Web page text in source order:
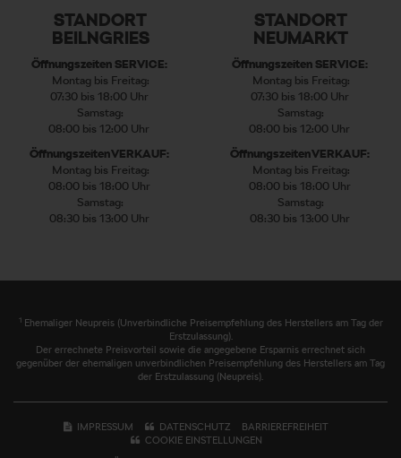
STANDORT
BEILNGRIES
Öffnungszeiten SERVICE:
Montag bis Freitag:
07:30 bis 18:00 Uhr
Samstag:
08:00 bis 12:00 Uhr
Öffnungszeiten VERKAUF:
Montag bis Freitag:
08:00 bis 18:00 Uhr
Samstag:
08:30 bis 13:00 Uhr
STANDORT
NEUMARKT
Öffnungszeiten SERVICE:
Montag bis Freitag:
07:30 bis 18:00 Uhr
Samstag:
08:00 bis 12:00 Uhr
Öffnungszeiten VERKAUF:
Montag bis Freitag:
08:00 bis 18:00 Uhr
Samstag:
08:30 bis 13:00 Uhr
1Ehemaliger Neupreis (Unverbindliche Preisempfehlung des Herstellers am Tag der
Erstzulassung).
Der errechnete Preisvorteil sowie die angegebene Ersparnis errechnet sich
gegenüber der ehemaligen unverbindlichen Preisempfehlung des Herstellers am Tag
der Erstzulassung (Neupreis).
IMPRESSUM DATENSCHUTZ
BARRIEREFREIHEIT
COOKIE EINSTELLUNGEN